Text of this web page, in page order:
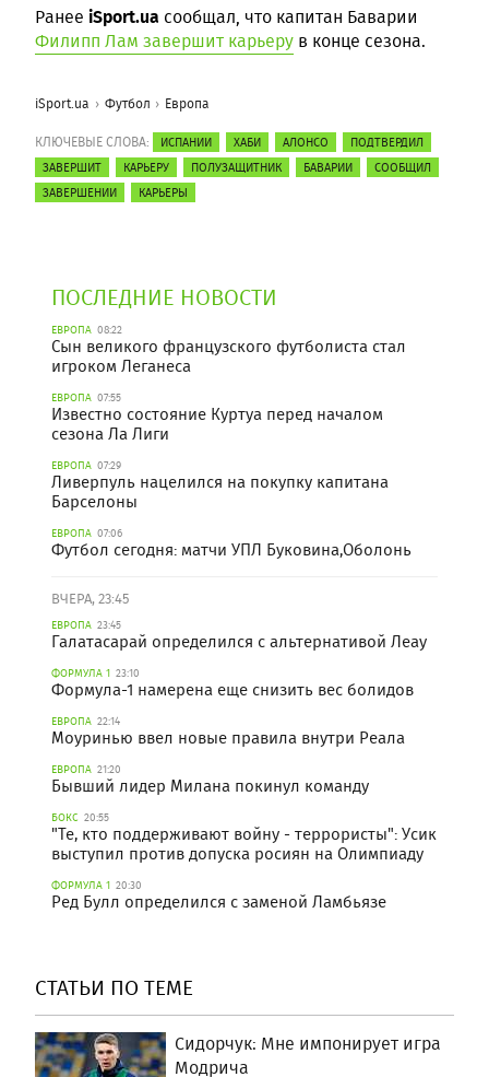
Ранее iSport.ua сообщал, что капитан Баварии
Филипп Лам завершит карьеру в конце сезона.
iSport.ua Футбол Европа
КЛЮЧЕВЫЕ СЛОВА: ИСПАНИИ ХАБИ АЛОНСО
ПОДТВЕРДИЛ
ЗАВЕРШИТ
КАРЬЕРУ ПОЛУЗАЩИТНИК БАВАРИИ
СООБЩИЛ
ЗАВЕРШЕНИИ
КАРЬЕРЫ
ПОСЛЕДНИЕ НОВОСТИ
ЕВРОПА 08:22
Сын великого французского футболиста стал
игроком Леганеса
ЕВРОПА 07:55
Известно состояние Куртуа перед началом
сезона Ла Лиги
ЕВРОПА 07:29
Ливерпуль нацелился на покупку капитана
Барселоны
ЕВРОПА 07:06
Футбол сегодня: матчи УПЛ Буковина,Оболонь
ВЧЕРА, 23:45
ЕВРОПА 23:45
Галатасарай определился с альтернативой Леау
ФОРМУЛА 1 23:10
Формула-1 намерена еще снизить вес болидов
ЕВРОПА 22:14
Моуринью ввел новые правила внутри Реала
ЕВРОПА 21:20
Бывший лидер Милана покинул команду
БОКС 20:55
"Те, кто поддерживают войну - террористы": Усик
выступил против допуска росиян на Олимпиаду
ФОРМУЛА 1 20:30
Ред Булл определился с заменой Ламбьязе
СТАТЬИ ПО ТЕМЕ
Сидорчук: Мне импонирует игра
Модрича